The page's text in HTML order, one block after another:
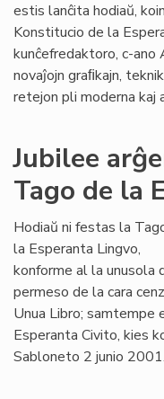
estis lanĉita hodiaŭ,
Konstitucio de la
kunĉefredaktoro, c-ano
novaĵojn graﬁkajn,
retejon pli moderna kaj
Jubilee
Tago de la
Hodiaŭ ni festas la
la Esperanta Lingvo,
konforme al la unusola
permeso de la cara
Unua Libro; samtempe
Esperanta Civito, kies
Sabloneto 2 junio 2001.